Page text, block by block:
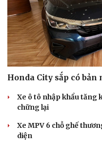
Honda City sắp có bản
Xe ô tô nhập khẩu tăng
chững lại
Xe MPV 6 chỗ ghế
diện